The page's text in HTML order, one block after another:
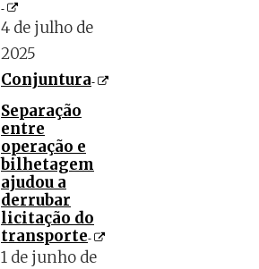
4 de julho de
2025
Conjuntura
Separação
entre
operação e
bilhetagem
ajudou a
derrubar
licitação do
transporte
1 de junho de